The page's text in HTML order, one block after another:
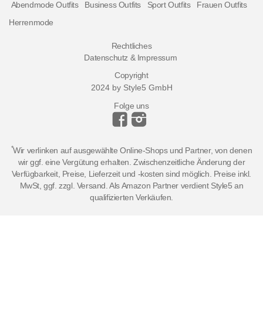
Abendmode Outfits
Business Outfits Sport Outfits
Frauen Outfits
Herrenmode
Rechtliches
Datenschutz & Impressum
Copyright
2024 by Style5 GmbH
Folge uns
*Wir verlinken auf ausgewählte Online-Shops und Partner, von denen
wir ggf. eine Vergütung erhalten. Zwischenzeitliche Änderung der
Verfügbarkeit, Preise, Lieferzeit und -kosten sind möglich. Preise inkl.
MwSt, ggf. zzgl. Versand. Als Amazon Partner verdient Style5 an
qualifizierten Verkäufen.